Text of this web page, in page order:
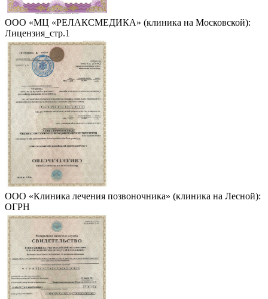
ООО «МЦ «РЕЛАКСМЕДИКА» (клиника на Московской):
Лицензия_стр.1
ООО «Клиника лечения позвоночника» (клиника на Лесной):
ОГРН